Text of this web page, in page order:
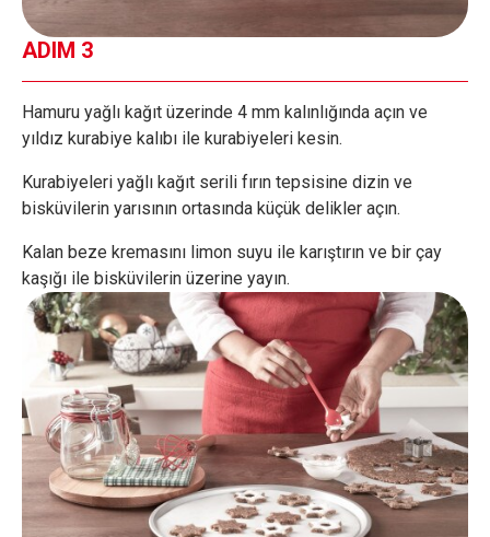
ADIM 3
Hamuru yağlı kağıt üzerinde 4 mm kalınlığında açın ve
yıldız kurabiye kalıbı ile kurabiyeleri kesin.
Kurabiyeleri yağlı kağıt serili fırın tepsisine dizin ve
bisküvilerin yarısının ortasında küçük delikler açın.
Kalan beze kremasını limon suyu ile karıştırın ve bir çay
kaşığı ile bisküvilerin üzerine yayın.